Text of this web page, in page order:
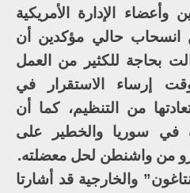
الإدارة الأمريكية
انسحاب حالي مؤكدين أن
بحاجة للكثير من العمل
إرساء الاستقرار في
من التنظيم، كما أن
في سوريا والخطير على
من واشنطن لحل معضلته.
والخارجية قد أشارتا